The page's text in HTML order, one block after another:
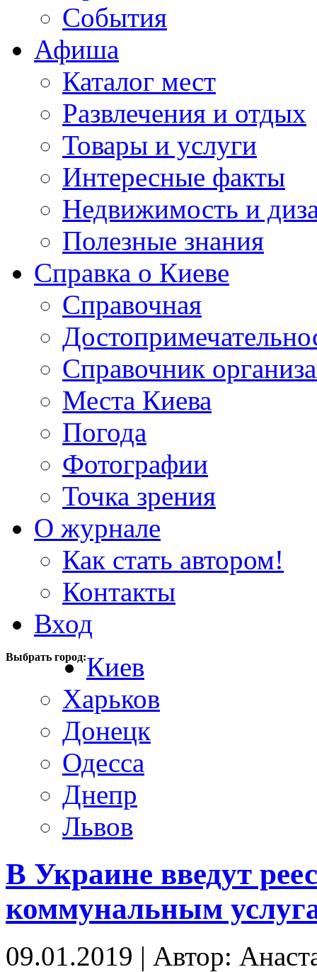
События
Афиша
Каталог мест
Развлечения и отдых
Товары и услуги
Интересные факты
Недвижимость и
Полезные знания
Справка о Киеве
Справочная
Справочник
Места Киева
Погода
Фотографии
Точка зрения
О журнале
Как стать автором!
Контакты
Вход
Выбрать город:Киев
Харьков
Донецк
Одесса
Днепр
Львов
В Украине введут
коммунальным
09.01.2019 | Автор: